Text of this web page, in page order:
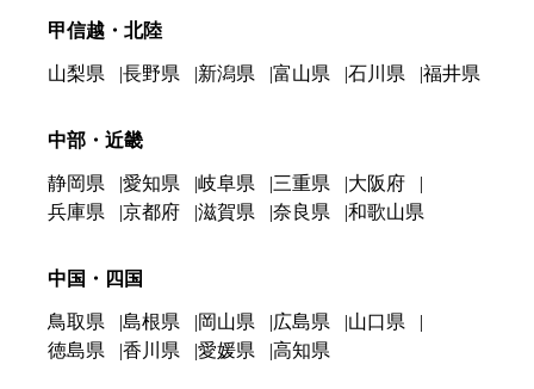
甲信越・北陸
山梨県 長野県 新潟県 富山県 石川県 福井県
中部・近畿
静岡県 愛知県 岐阜県 三重県
大阪府
兵庫県
京都府 滋賀県 奈良県 和歌山県
中国・四国
鳥取県 島根県 岡山県 広島県
山口県
徳島県
香川県 愛媛県 高知県